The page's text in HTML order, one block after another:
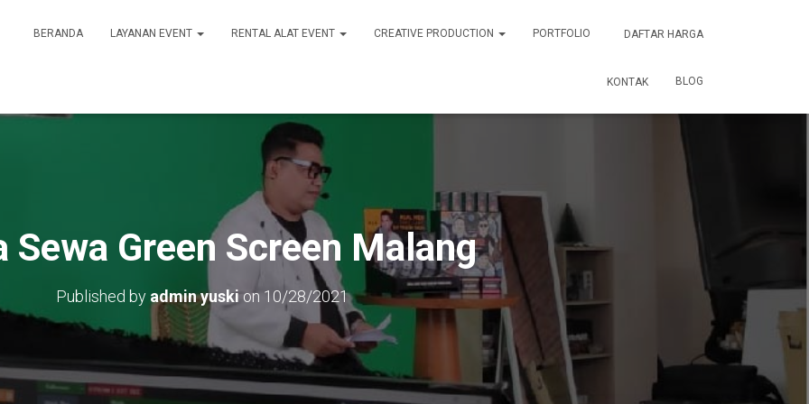
BERANDA LAYANAN EVENT RENTAL ALAT EVENT CREATIVE PRODUCTION PORTFOLIO DAFTAR HARGA
KONTAK BLOG
Sewa Green Screen Malang
Published by admin yuski on 10/28/2021